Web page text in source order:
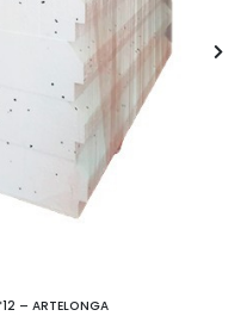
– ARTELONGA